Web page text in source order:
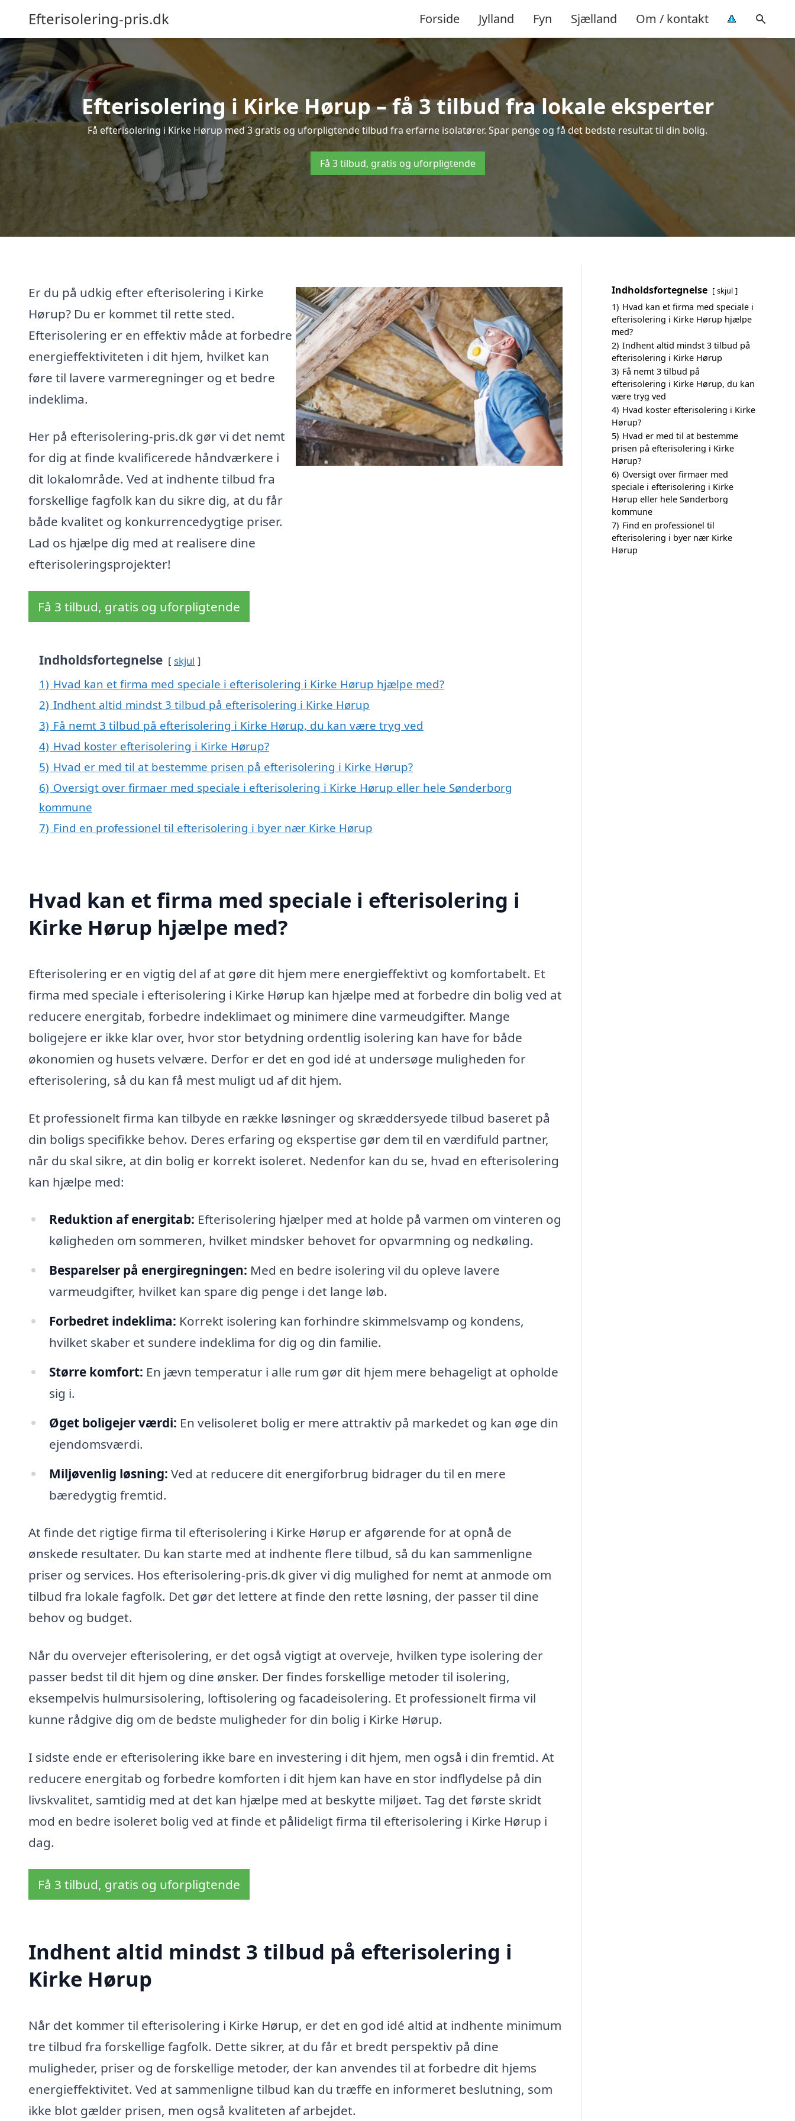
Efterisolering-pris.dk Forside Jylland Fyn Sjælland Om / kontakt
Efterisolering i Kirke Hørup – få 3 tilbud fra lokale eksperter
Få efterisolering i Kirke Hørup med 3 gratis og uforpligtende tilbud fra erfarne isolatører. Spar penge og få det bedste resultat til din bolig.
Få 3 tilbud, gratis og uforpligtende
Er du på udkig efter efterisolering i Kirke
Hørup? Du er kommet til rette sted.
Efterisolering er en effektiv måde at forbedre
energieffektiviteten i dit hjem, hvilket kan
føre til lavere varmeregninger og et bedre
indeklima.
Her på efterisolering-pris.dk gør vi det nemt
for dig at finde kvalificerede håndværkere i
dit lokalområde. Ved at indhente tilbud fra
forskellige fagfolk kan du sikre dig, at du får
både kvalitet og konkurrencedygtige priser.
Lad os hjælpe dig med at realisere dine
efterisoleringsprojekter!
Få 3 tilbud, gratis og uforpligtende
Indholdsfortegnelse skjul
1) Hvad kan et firma med speciale i efterisolering i Kirke Hørup hjælpe med?
2) Indhent altid mindst 3 tilbud på efterisolering i Kirke Hørup
3) Få nemt 3 tilbud på efterisolering i Kirke Hørup, du kan være tryg ved
4) Hvad koster efterisolering i Kirke Hørup?
5) Hvad er med til at bestemme prisen på efterisolering i Kirke Hørup?
6) Oversigt over firmaer med speciale i efterisolering i Kirke Hørup eller hele Sønderborg
kommune
7) Find en professionel til efterisolering i byer nær Kirke Hørup
Hvad kan et firma med speciale i efterisolering i
Kirke Hørup hjælpe med?
Efterisolering er en vigtig del af at gøre dit hjem mere energieffektivt og komfortabelt. Et
firma med speciale i efterisolering i Kirke Hørup kan hjælpe med at forbedre din bolig ved at
reducere energitab, forbedre indeklimaet og minimere dine varmeudgifter. Mange
boligejere er ikke klar over, hvor stor betydning ordentlig isolering kan have for både
økonomien og husets velvære. Derfor er det en god idé at undersøge muligheden for
efterisolering, så du kan få mest muligt ud af dit hjem.
Et professionelt firma kan tilbyde en række løsninger og skræddersyede tilbud baseret på
din boligs specifikke behov. Deres erfaring og ekspertise gør dem til en værdifuld partner,
når du skal sikre, at din bolig er korrekt isoleret. Nedenfor kan du se, hvad en efterisolering
kan hjælpe med:
Reduktion af energitab: Efterisolering hjælper med at holde på varmen om vinteren og
køligheden om sommeren, hvilket mindsker behovet for opvarmning og nedkøling.
Besparelser på energiregningen: Med en bedre isolering vil du opleve lavere
varmeudgifter, hvilket kan spare dig penge i det lange løb.
Forbedret indeklima: Korrekt isolering kan forhindre skimmelsvamp og kondens,
hvilket skaber et sundere indeklima for dig og din familie.
Større komfort: En jævn temperatur i alle rum gør dit hjem mere behageligt at opholde
sig i.
Øget boligejer værdi: En velisoleret bolig er mere attraktiv på markedet og kan øge din
ejendomsværdi.
Miljøvenlig løsning: Ved at reducere dit energiforbrug bidrager du til en mere
bæredygtig fremtid.
At finde det rigtige firma til efterisolering i Kirke Hørup er afgørende for at opnå de
ønskede resultater. Du kan starte med at indhente flere tilbud, så du kan sammenligne
priser og services. Hos efterisolering-pris.dk giver vi dig mulighed for nemt at anmode om
tilbud fra lokale fagfolk. Det gør det lettere at finde den rette løsning, der passer til dine
behov og budget.
Når du overvejer efterisolering, er det også vigtigt at overveje, hvilken type isolering der
passer bedst til dit hjem og dine ønsker. Der findes forskellige metoder til isolering,
eksempelvis hulmursisolering, loftisolering og facadeisolering. Et professionelt firma vil
kunne rådgive dig om de bedste muligheder for din bolig i Kirke Hørup.
I sidste ende er efterisolering ikke bare en investering i dit hjem, men også i din fremtid. At
reducere energitab og forbedre komforten i dit hjem kan have en stor indflydelse på din
livskvalitet, samtidig med at det kan hjælpe med at beskytte miljøet. Tag det første skridt
mod en bedre isoleret bolig ved at finde et pålideligt firma til efterisolering i Kirke Hørup i
dag.
Få 3 tilbud, gratis og uforpligtende
Indhent altid mindst 3 tilbud på efterisolering i
Kirke Hørup
Når det kommer til efterisolering i Kirke Hørup, er det en god idé altid at indhente minimum
tre tilbud fra forskellige fagfolk. Dette sikrer, at du får et bredt perspektiv på dine
muligheder, priser og de forskellige metoder, der kan anvendes til at forbedre dit hjems
energieffektivitet. Ved at sammenligne tilbud kan du træffe en informeret beslutning, som
ikke blot gælder prisen, men også kvaliteten af arbejdet.
Indholdsfortegnelse skjul
1) Hvad kan et firma med speciale i
efterisolering i Kirke Hørup hjælpe
med?
2) Indhent altid mindst 3 tilbud på
efterisolering i Kirke Hørup
3) Få nemt 3 tilbud på
efterisolering i Kirke Hørup, du kan
være tryg ved
4) Hvad koster efterisolering i Kirke
Hørup?
5) Hvad er med til at bestemme
prisen på efterisolering i Kirke
Hørup?
6) Oversigt over firmaer med
speciale i efterisolering i Kirke
Hørup eller hele Sønderborg
kommune
7) Find en professionel til
efterisolering i byer nær Kirke
Hørup